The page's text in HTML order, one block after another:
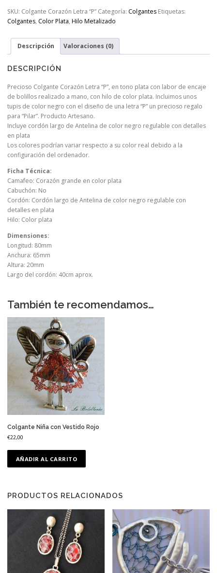
SKU: Colgante Corazón Letra “P” Categoría: Colgantes Etiquetas:
Colgantes, Color Plata, Hilo Metalizado
Descripción Valoraciones (0)
DESCRIPCIÓN
Precioso Colgante Corazón Letra “P”, en tono plata con labor de encaje
de bolillos realizado a mano, con hilo de color plata. Incluimos unos
tupis de color negro con el diseño de una letra “P” un precioso regalo
para “Pilar”. Producto Artesano.
Incluye cordón largo de Antelina de color negro regulable con detalles
en plata
Los colores podrían variar respecto a su color real debido a la
configuración del ordenador.
Ficha Técnica:
Camafeo: Corazón grande en color plata
Cabuchón: No
Cordón: Cordón largo de Antelina de color negro regulable con
detalles en plata
Hilo: Color plata
Dimensiones:
Longitud: 80mm
Anchura: 65mm
Altura: 20mm
Largo del cordón: 40cm aprox.
También te recomendamos…
Colgante Niña con Vestido Rojo
€22,00
AÑADIR AL CARRITO
PRODUCTOS RELACIONADOS